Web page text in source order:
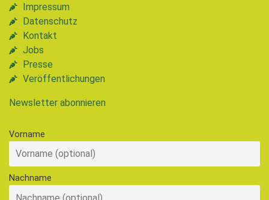
Impressum
Datenschutz
Kontakt
Jobs
Presse
Veröffentlichungen
Newsletter abonnieren
Vorname
Nachname